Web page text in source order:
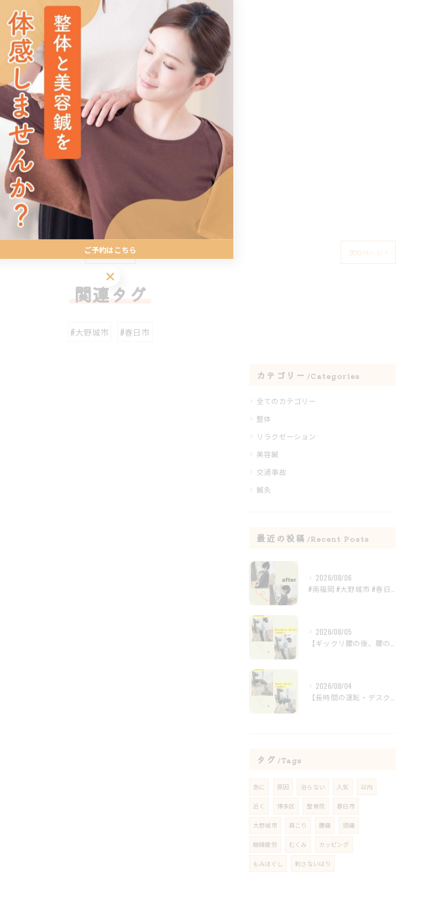
でお悩みの方へ
る整体を提供
一覧に戻る 次のページ >
関連タグ
#大野城市 #春日市
カテゴリー Categories
全てのカテゴリー
整体
リラクゼーション
美容鍼
交通事故
鍼灸
最近の投稿 Recent Posts
2026/08/06
2026/08/05
2026/08/04
タグ Tags
急に 原因 治らない 人気 以内
近く 博多区 整骨院 春日市
大野城市 肩こり 腰痛 頭痛
眼精疲労 むくみ カッピング
もみほぐし 刺さないはり
ご予約はこちら
ご予約はこちら